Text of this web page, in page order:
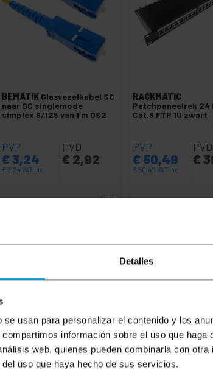
Detalles
usan para personalizar el contenido y los
información sobre el uso que haga
web, quienes pueden combinarla con
uso que haya hecho de sus servicios.
BEMATIK Glasvezelkabel SC
naar SC singlemode
simplex 9/125 van 1 m OS2
PVP
€ 3,24
€ 3,24 VAT inc.
PVD
€ 2,92
REF:
RACKMATIC
Patchpaneelrek 24
Cat.6 FTP 1U zwart
PVP
€ 50,49
€ 50,49 VAT inc.
PVD
€